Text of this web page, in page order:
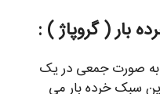
بار ( گروپاژ) :
به صورت جمعی در یک
سبک خرده بار می